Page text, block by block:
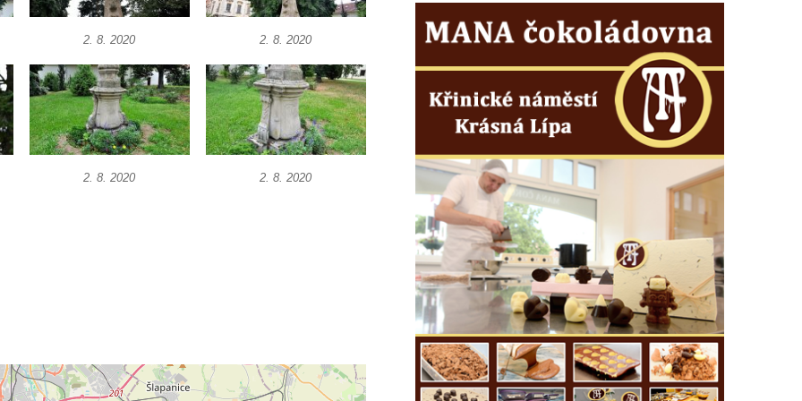
2. 8. 2020 2. 8. 2020
2. 8. 2020 2. 8. 2020